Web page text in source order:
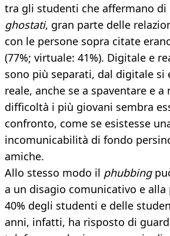
tra gli studenti che affermano di
ghostati, gran parte delle
con le persone sopra citate
(77%; virtuale: 41%). Digitale e
sono più separati, dal digitale si
reale, anche se a spaventare e
difficoltà i più giovani sembra
confronto, come se esistesse
incomunicabilità di fondo
amiche.
Allo stesso modo il phubbing
a un disagio comunicativo e alla
40% degli studenti e delle
anni, infatti, ha risposto di